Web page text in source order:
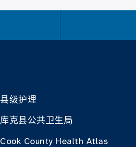
县级护理
库克县公共卫生局
Cook County Health Atlas